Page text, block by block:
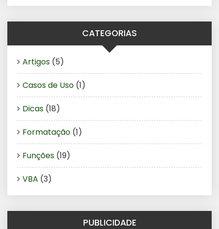
CATEGORIAS
Artigos (5)
Casos de Uso (1)
Dicas (18)
Formatação (1)
Funções (19)
VBA (3)
PUBLICIDADE